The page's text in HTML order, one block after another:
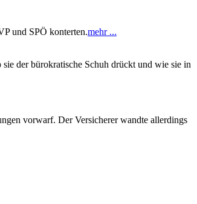
und SPÖ konterten.mehr ...
der bürokratische Schuh drückt und wie sie in
vorwarf. Der Versicherer wandte allerdings